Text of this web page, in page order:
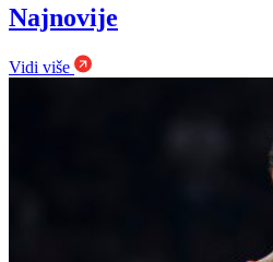
Najnovije
Vidi više